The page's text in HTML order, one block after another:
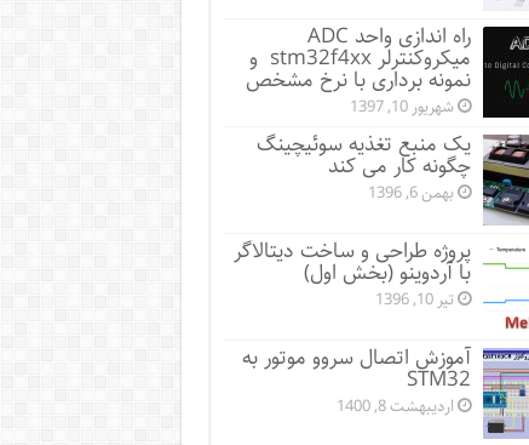
راه اندازی واحد ADC
میکروکنترلر stm32f4xx و
نمونه برداری با نرخ مشخص
شهریور 10, 1397
یک منبع تغذیه سوئیچینگ
چگونه کار می کند
بهمن 6, 1396
پروژه طراحی و ساخت دیتالاگر
با آردوینو (بخش اول)
تیر 10, 1396
آموزش اتصال سروو موتور به
STM32
اردیبهشت 8, 1400